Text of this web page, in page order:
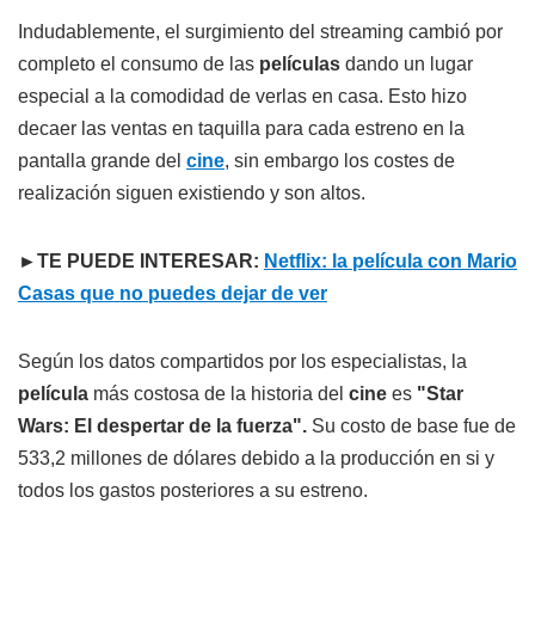
Indudablemente, el surgimiento del streaming cambió por
completo el consumo de las películas dando un lugar
especial a la comodidad de verlas en casa. Esto hizo
decaer las ventas en taquilla para cada estreno en la
pantalla grande del cine, sin embargo los costes de
realización siguen existiendo y son altos.
►TE PUEDE INTERESAR: Netflix: la película con Mario
Casas que no puedes dejar de ver
Según los datos compartidos por los especialistas, la
película más costosa de la historia del cine es "Star
Wars: El despertar de la fuerza". Su costo de base fue de
533,2 millones de dólares debido a la producción en si y
todos los gastos posteriores a su estreno.